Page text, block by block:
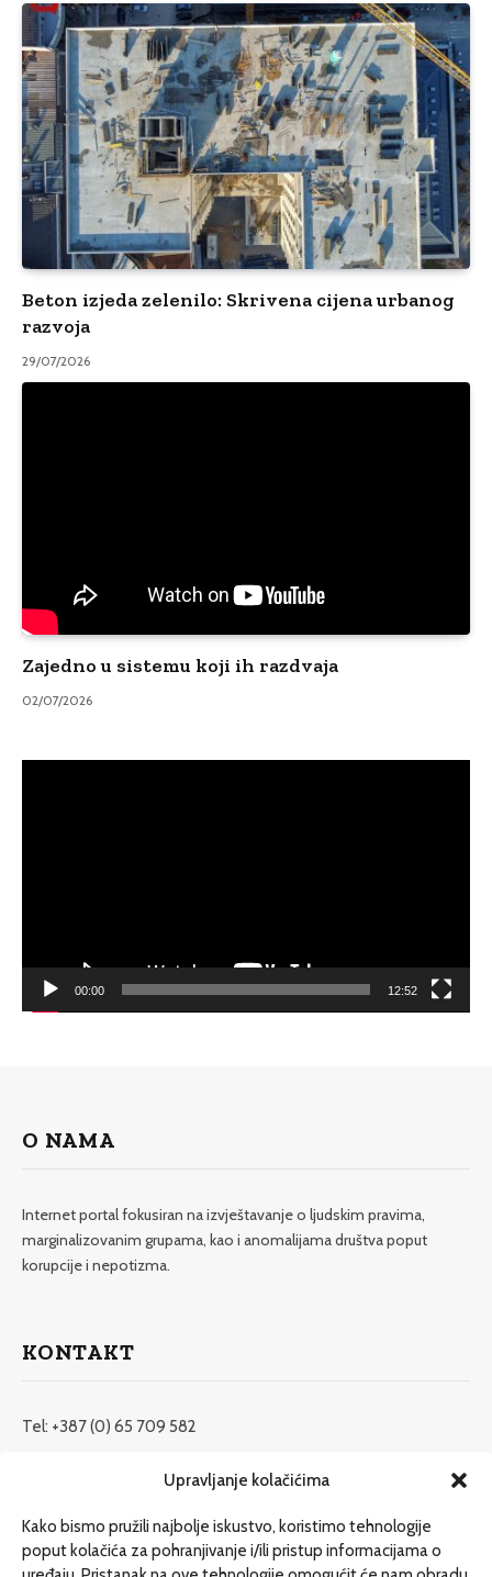
Upravljanje kolačićima
Kako bismo pružili najbolje iskustvo, koristimo tehnologije
poput kolačića za pohranjivanje i/ili pristup informacijama o
Beton izjeda zelenilo: Skrivena cijena urbanog
razvoja
29/07/2026
Zajedno u sistemu koji ih razdvaja
02/07/2026
00:00 12:52
O NAMA
Internet portal fokusiran na izvještavanje o ljudskim pravima,
marginalizovanim grupama, kao i anomalijama društva poput
korupcije i nepotizma.
KONTAKT
Tel: +387 (0) 65 709 582
redakcija@etrafika.net